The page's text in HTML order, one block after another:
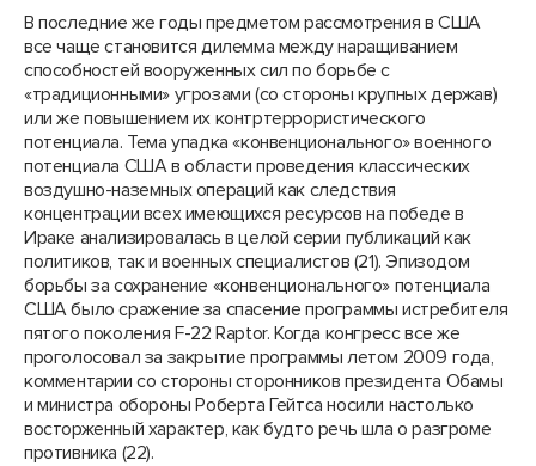
В последние же годы предметом рассмотрения в США
все чаще становится дилемма между наращиванием
способностей вооруженных сил по борьбе с
«традиционными» угрозами (со стороны крупных держав)
или же повышением их контртеррористического
потенциала. Тема упадка «конвенционального» военного
потенциала США в области проведения классических
воздушно-наземных операций как следствия
концентрации всех имеющихся ресурсов на победе в
Ираке анализировалась в целой серии публикаций как
политиков, так и военных специалистов (21). Эпизодом
борьбы за сохранение «конвенционального» потенциала
США было сражение за спасение программы истребителя
пятого поколения F-22 Raрtоr. Когда конгресс все же
проголосовал за закрытие программы летом 2009 года,
комментарии со стороны сторонников президента Обамы
и министра обороны Роберта Гейтса носили настолько
восторженный характер, как будто речь шла о разгроме
противника (22).